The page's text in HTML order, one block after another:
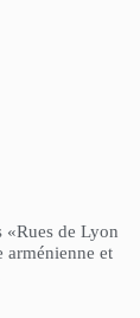
«Rues de Lyon
arménienne et